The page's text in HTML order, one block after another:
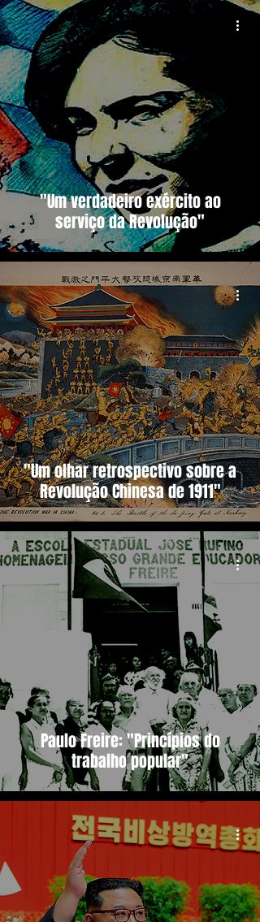
"Um verdadeiro exército ao
serviço da Revolução"
"Um olhar retrospectivo sobre a
Revolução Chinesa de 1911"
Paulo Freire: "Princípios do
trabalho popular"